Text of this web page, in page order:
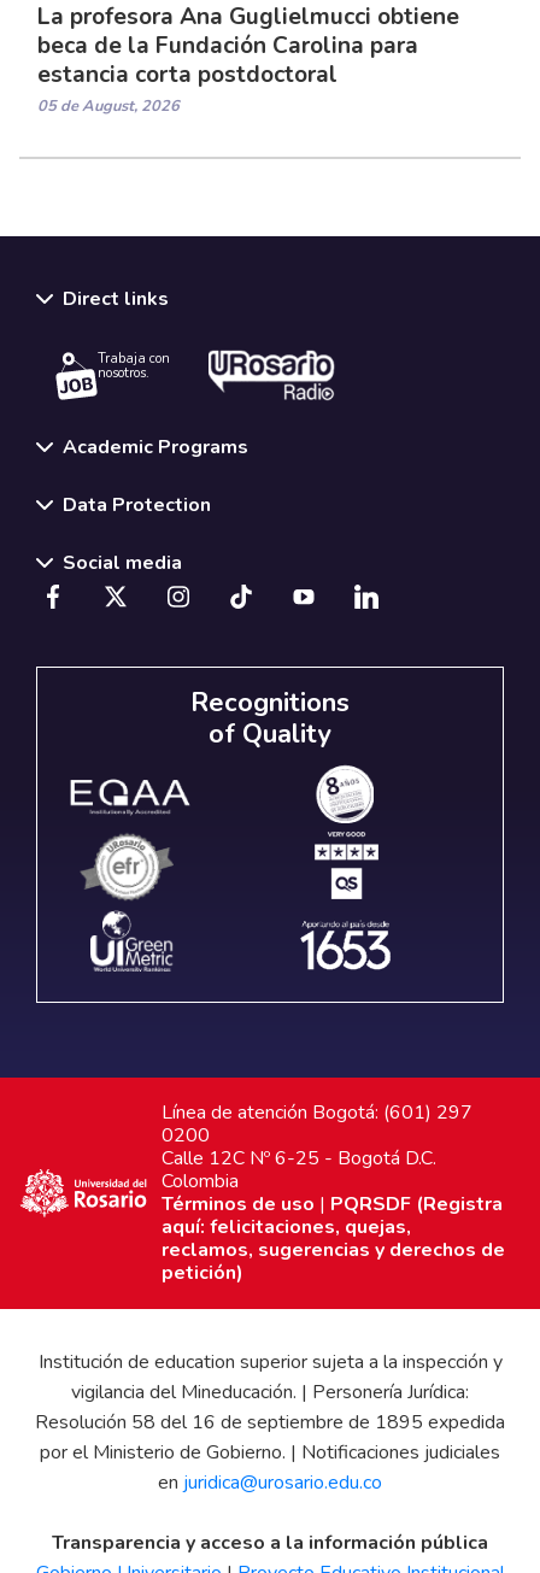
La profesora Ana Guglielmucci obtiene
beca de la Fundación Carolina para
estancia corta postdoctoral
05 de August, 2026
Direct links
Trabaja con
nosotros.
Academic Programs
Data Protection
Social media
Recognitions
of Quality
Línea de atención Bogotá: (601) 297
0200
Calle 12C Nº 6-25 - Bogotá D.C.
Colombia
Términos de uso | PQRSDF (Registra
aquí: felicitaciones, quejas,
reclamos, sugerencias y derechos de
petición)
Institución de education superior sujeta a la inspección y
vigilancia del Mineducación. | Personería Jurídica:
Resolución 58 del 16 de septiembre de 1895 expedida
por el Ministerio de Gobierno. | Notificaciones judiciales
en juridica@urosario.edu.co
Transparencia y acceso a la información pública